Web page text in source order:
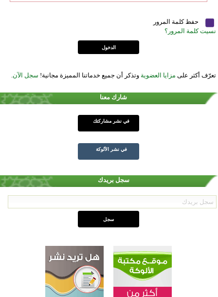
حفظ كلمة المرور
نسيت كلمة المرور؟
تعرّف أكثر على مزايا العضوية وتذكر أن جميع خدماتنا المميزة مجانية! سجل الآن.
شارك معنا
في نشر مشاركتك
في نشر الألوكة
سجل بريدك